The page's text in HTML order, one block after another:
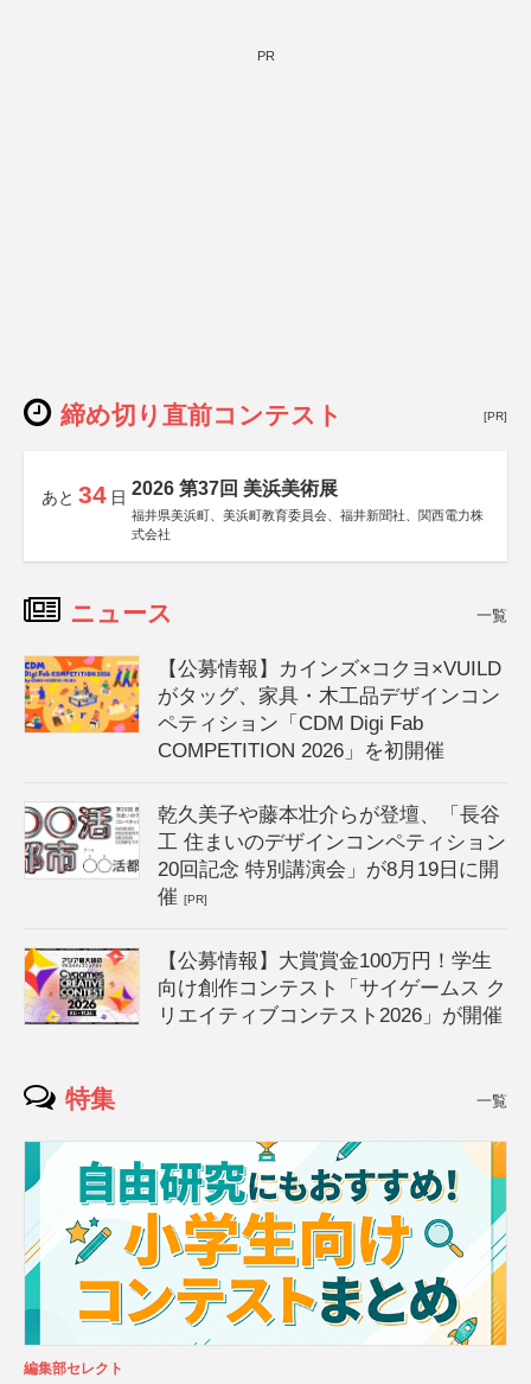
PR
締め切り直前コンテスト [PR]
あと 34 日 2026 第37回 美浜美術展
福井県美浜町、美浜町教育委員会、福井新聞社、関西電力株
式会社
ニュース 一覧
【公募情報】カインズ×コクヨ×VUILD
がタッグ、家具・木工品デザインコン
ペティション「CDM Digi Fab
COMPETITION 2026」を初開催
乾久美子や藤本壮介らが登壇、「長谷
工 住まいのデザインコンペティション
20回記念 特別講演会」が8月19日に開
催[PR]
【公募情報】大賞賞金100万円！学生
向け創作コンテスト「サイゲームス ク
リエイティブコンテスト2026」が開催
特集 一覧
編集部セレクト